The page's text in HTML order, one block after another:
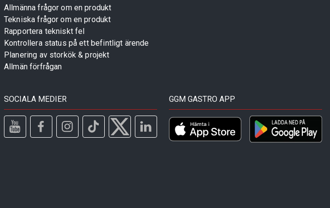
Allmänna frågor om en produkt
Tekniska frågor om en produkt
Rapportera tekniskt fel
Kontrollera status på ett befintligt ärende
Planering av storkök & projekt
Allmän förfrågan
SOCIALA MEDIER GGM GASTRO APP